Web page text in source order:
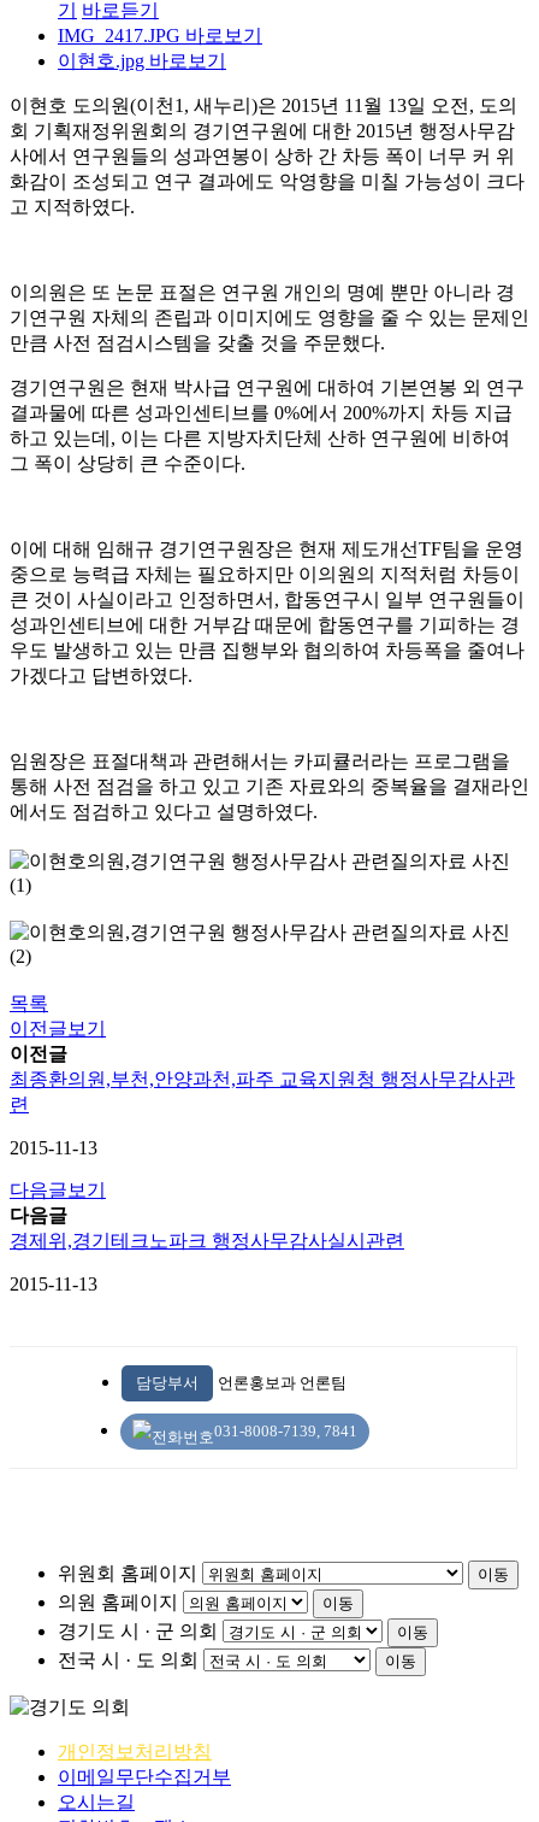
기
바로듣기
IMG_2417.JPG 바로보기
이현호.jpg 바로보기
이현호 도의원(이천 1, 새누리 )은 2015년 11 월 13일 오전 , 도의
회 기획재정위원회의 경기연구원에 대한 2015년 행정사무감
사에서 연구원들의 성과연봉이 상하 간 차등 폭이 너무 커 위
화감이 조성되고 연구 결과에도 악영향을 미칠 가능성이 크다
고 지적하였다.
이의원은 또 논문 표절은 연구원 개인의 명예 뿐만 아니라 경
기연구원 자체의 존립과 이미지에도 영향을 줄 수 있는 문제인
만큼 사전 점검시스템을 갖출 것을 주문했다.
경기연구원은 현재 박사급 연구원에 대하여 기본연봉 외 연구
결과물에 따른 성과인센티브를 0%에서 200%까지 차등 지급
하고 있는데 , 이는 다른 지방자치단체 산하 연구원에 비하여
그 폭이 상당히 큰 수준이다.
이에 대해 임해규 경기연구원장은 현재 제도개선TF팀을 운영
중으로 능력급 자체는 필요하지만 이의원의 지적처럼 차등이
큰 것이 사실이라고 인정하면서 , 합동연구시 일부 연구원들이
성과인센티브에 대한 거부감 때문에 합동연구를 기피하는 경
우도 발생하고 있는 만큼 집행부와 협의하여 차등폭을 줄여나
가겠다고 답변하였다.
임원장은 표절대책과 관련해서는 카피큘러라는 프로그램을
통해 사전 점검을 하고 있고 기존 자료와의 중복율을 결재라인
에서도 점검하고 있다고 설명하였다.
목록
이전글보기
이전글
최종환의원,부천,안양과천,파주 교육지원청 행정사무감사관
련
2015-11-13
다음글보기
다음글
경제위,경기테크노파크 행정사무감사실시관련
2015-11-13
담당부서 언론홍보과 언론팀
031-8008-7139, 7841
위원회 홈페이지 이동
의원 홈페이지 이동
경기도 시 · 군 의회 이동
전국 시 · 도 의회 이동
개인정보처리방침
이메일무단수집거부
오시는길